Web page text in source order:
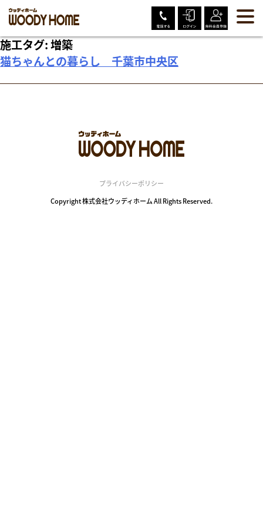
Skip
content
施工タグ:増築
猫ちゃんとの暮らし 千葉市中央区
Copyright 株式会社ウッディホーム All Rights Reserved.
プライバシーポリシー